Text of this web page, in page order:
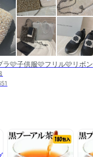
ラ🩷子供服🩷フリル🩷リボン